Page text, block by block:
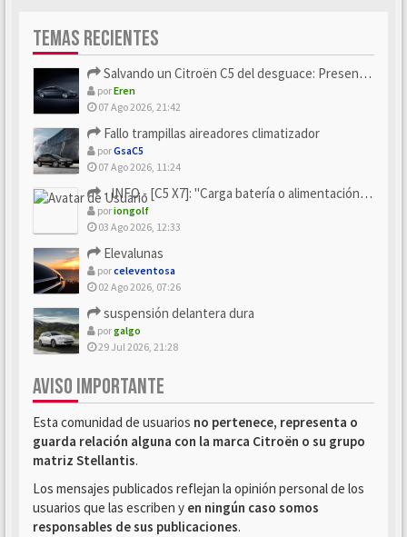
TEMAS RECIENTES
Salvando un Citroën C5 del desguace: Presentación y seguimiento
porEren
07 Ago 2026, 21:42
Fallo trampillas aireadores climatizador
porGsaC5
07 Ago 2026, 11:24
- INFO - [C5 X7]: "Carga batería o alimentación eléctri...
poriongolf
03 Ago 2026, 12:33
Elevalunas
porceleventosa
02 Ago 2026, 07:26
suspensión delantera dura
porgalgo
29 Jul 2026, 21:28
AVISO IMPORTANTE
Esta comunidad de usuarios no pertenece, representa o
guarda relación alguna con la marca Citroën o su grupo
matriz Stellantis.
Los mensajes publicados reflejan la opinión personal de los
usuarios que las escriben y en ningún caso somos
responsables de sus publicaciones.